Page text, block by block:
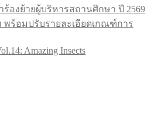
ร้องย้ายผู้บริหารสถานศึกษา ปี 2569
พร้อมปรับรายละเอียดเกณฑ์การ
Amazing Insects